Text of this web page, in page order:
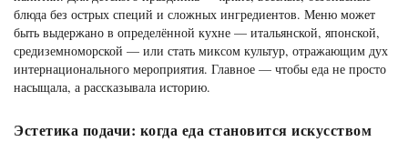
блюда без острых специй и сложных ингредиентов. Меню может
быть выдержано в определённой кухне — итальянской, японской,
средиземноморской — или стать миксом культур, отражающим дух
интернационального мероприятия. Главное — чтобы еда не просто
насыщала, а рассказывала историю.
Эстетика подачи: когда еда становится искусством